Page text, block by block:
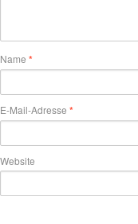
Name *
E-Mail-Adresse *
Website